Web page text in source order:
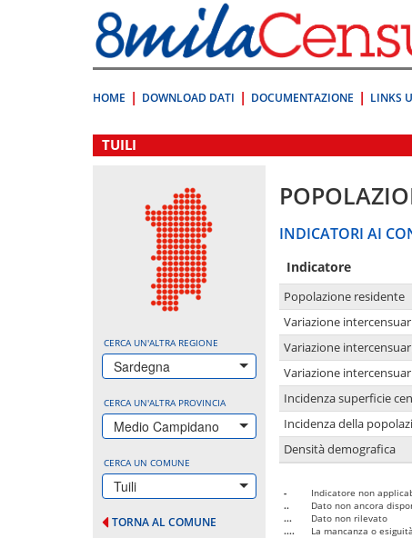
direttamente
a:
Contenuto
HOME DOWNLOAD DATI DOCUMENTAZIONE LINKS
.
TUILI
CERCA UN'ALTRA REGIONE
Sardegna
CERCA UN'ALTRA PROVINCIA
Medio Campidano
CERCA UN COMUNE
Tuili
TORNA AL COMUNE
INDICATORI AI
Indicatore
Popolazione residente
Variazione
Variazione
Variazione
Incidenza superficie
Incidenza della
Densità demografica
-
Indicatore non
..
Dato non ancora
...
Dato non rilevato
....
La mancanza o